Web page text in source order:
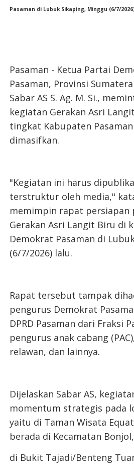
Pasaman di Lubuk Sikaping, Minggu (6/7/
Pasaman - Ketua Partai
Pasaman, Provinsi
Sabar AS S. Ag. M. Si.,
kegiatan Gerakan Asri
tingkat Kabupaten
dimasifkan.
"Kegiatan ini harus
terstruktur oleh media,"
memimpin rapat persiapan
Gerakan Asri Langit Biru di
Demokrat Pasaman di
(6/7/2026) lalu.
Rapat tersebut tampak
pengurus Demokrat
DPRD Pasaman dari Fraksi
pengurus anak cabang
relawan, dan lainnya.
Dijelaskan Sabar AS,
momentum strategis pada
yaitu di Taman Wisata
berada di Kecamatan
di Bukit Tajadi/Benteng